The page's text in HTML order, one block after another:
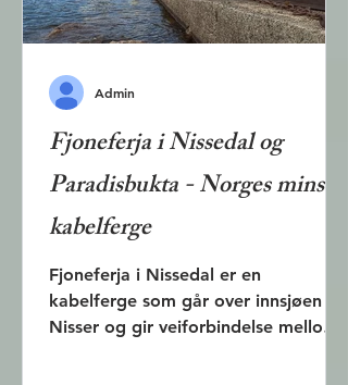
Fjoneferja i Nissedal og
Paradisbukta - Norges minste
kabelferge
Fjoneferja i Nissedal er en
kabelferge som går over innsjøen
Nisser og gir veiforbindelse mellom
Admin